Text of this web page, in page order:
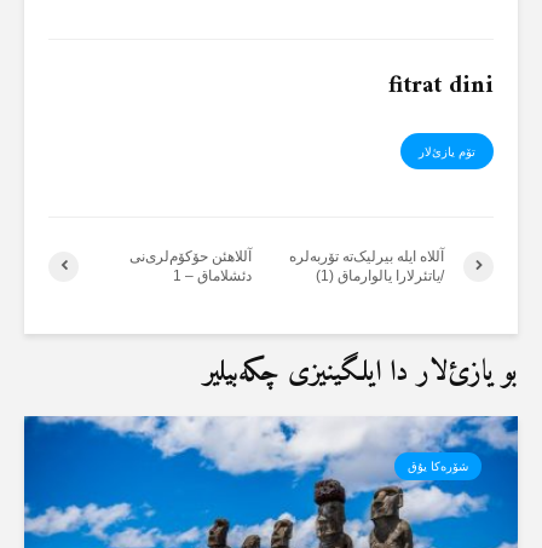
fitrat dini
تۆم یازئ‌لار
آللاهئن حۆکۆم‌لری‌نی
دئشلاماق – 1
آللاە ایلە بیرلیک‌تە تۆربەلرە
/یاتئرلارا یالوارماق (1)
بو یازئ‌لار دا ایلگینیزی چکەبیلیر
شۆرەکا یۇق